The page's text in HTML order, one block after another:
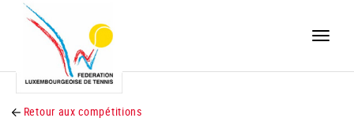
Toggle
Retour aux compétitions